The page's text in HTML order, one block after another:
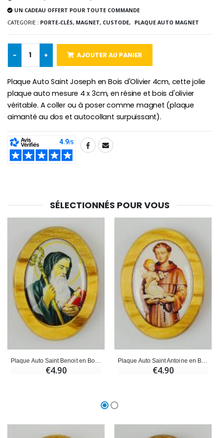
€9.90
Bougie Neuvaine pour une Guérison - 17.5cm
€4.90
UN CADEAU OFFERT POUR TOUTE COMMANDE
CATEGORIE : PORTE-CLÉS, MAGNET, CUSTODE, PLAQUE AUTO MAGNET
- + AJOUTER AU PANIER
Plaque Auto Saint Joseph en Bois d'Olivier 4cm, cette jolie
plaque auto mesure 4 x 3cm, en résine et bois d'olivier
véritable. A coller ou à poser comme magnet (plaque
aimanté au dos et autocollant surpuissant).
SHARE:
SÉLECTIONNÉS POUR VOUS
Plaque Auto Saint Benoit en Bois d'Olivier 4cm
€4.90
Plaque Auto Saint Antoine en Bois d'Olivier 4cm
€4.90